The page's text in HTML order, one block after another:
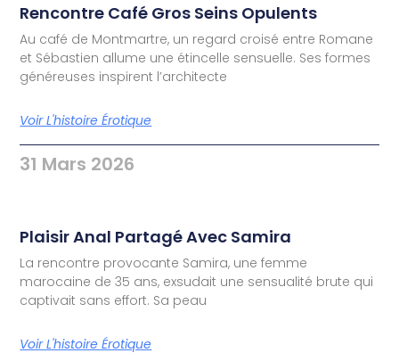
Rencontre Café Gros Seins Opulents
Au café de Montmartre, un regard croisé entre Romane
et Sébastien allume une étincelle sensuelle. Ses formes
généreuses inspirent l’architecte
Voir L'histoire Érotique
31 Mars 2026
Plaisir Anal Partagé Avec Samira
La rencontre provocante Samira, une femme
marocaine de 35 ans, exsudait une sensualité brute qui
captivait sans effort. Sa peau
Voir L'histoire Érotique